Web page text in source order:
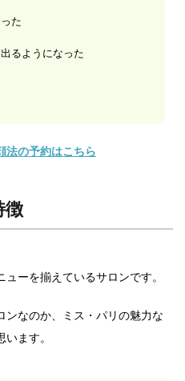
た
るようになった
法の予約はこちら
徴
ーを揃えているサロンです。
ンなのか、ミス・パリの魅力な
ます。